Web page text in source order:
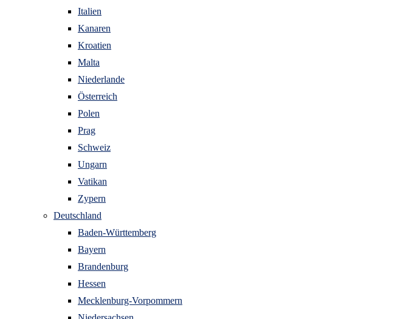
Italien
Kanaren
Kroatien
Malta
Niederlande
Österreich
Polen
Prag
Schweiz
Ungarn
Vatikan
Zypern
Deutschland
Baden-Württemberg
Bayern
Brandenburg
Hessen
Mecklenburg-Vorpommern